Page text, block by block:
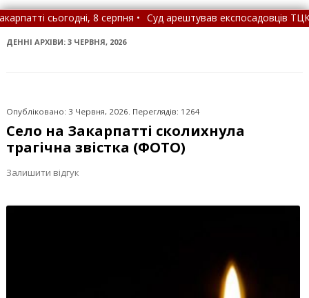
8 серпня • Суд арештував експосадовців ТЦК на Закарпатті,
вікна тремтіли по всьому місту • На Закарпатті сталася
ДЕННІ АРХІВИ: 3 ЧЕРВНЯ, 2026
Опубліковано: 3 Червня, 2026. Переглядів: 1264
Село на Закарпатті сколихнула
трагічна звістка (ФОТО)
Залишити відгук